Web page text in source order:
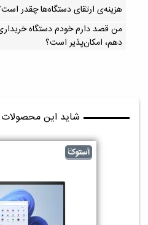
هزینه‌ی ارتقای دستگاه‌ها چقدر
من قصد دارم خودم دستگاه
دهم، امکان‌پذیر است؟
شاید این محصولات
گرید B
استوک